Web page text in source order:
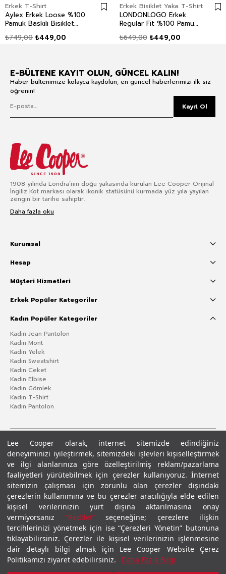
Lee Cooper olarak, internet sitemizde edindiğiniz
deneyiminizi iyileştirmek, sitemizdeki işlevleri kişiselleştirmek
ve ilgi alanlarınıza göre özelleştirilmiş reklam/pazarlama
faaliyetleri yürütebilmek için çerezler kullanıyoruz. İnternet
sitemizin çalışması için zorunlu olan çerezler dışındaki
çerezlerin kullanımına ve bu çerezler aracılığıyla elde edilen
kişisel verilerinizin yurt dışına aktarılmasına onay
vermiyorsanız “Reddet”seçeneğine; çerezlere ilişkin
tercihlerinizi yönetmek için ise “Çerezleri Yönetin” butonuna
tıklayabilirsiniz. Çerezler ile kişisel verilerinizin işlenmesine
dair detaylı bilgi almak için Lee Cooper Website Çerez
Politikamızı ziyaret edebilirsiniz.
Daha Fazla Bilgi
Erkek T-Shirt
Aylex Erkek Loose %100
Pamuk Baskılı Bisiklet
₺449,00
₺749,00
Erkek Bisiklet Yaka T-Shirt
LONDONLOGO Erkek
Regular Fit %100 Pamuk
Shirt Yeşil₺449,00
₺649,00
E-BÜLTENE KAYIT OLUN, GÜNCEL KALIN!
Haber bültenimize kolayca kaydolun, en güncel haberlerimizi ilk siz
öğrenin!
Kayıt Ol
1908 yılında Londra’nın doğu yakasında kurulan Lee Cooper Orijinal
İngiliz Kot markası olarak ikonik statüsünü kurmada yüz yıla yayılan
zengin bir tarihe sahiptir.
Daha fazla oku
Kurumsal
Hesap
Müşteri Hizmetleri
Erkek Popüler Kategoriler
Kadın Popüler Kategoriler
Kadın Jean Pantolon
Kadın Mont
Kadın Yelek
Kadın Sweatshirt
Kadın Ceket
Kadın Elbise
Kadın Gömlek
Kadın T-Shirt
Kadın Pantolon
Gizlilik PolitikasıÇerez Politikası KVKK Aydınlatma MetniŞartlar ve Koşullar
© 2026 Leecooper - Tüm Hakları Saklıdır.